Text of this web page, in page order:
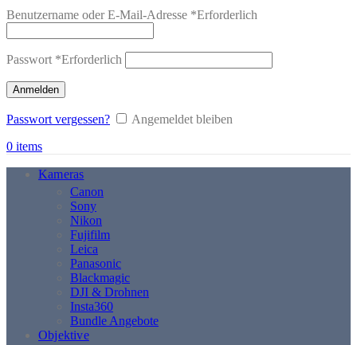
Benutzername oder E-Mail-Adresse *Erforderlich
Passwort *Erforderlich
Anmelden
Passwort vergessen?
Angemeldet bleiben
0 items
Kameras
Canon
Sony
Nikon
Fujifilm
Leica
Panasonic
Blackmagic
DJI & Drohnen
Insta360
Bundle Angebote
Objektive